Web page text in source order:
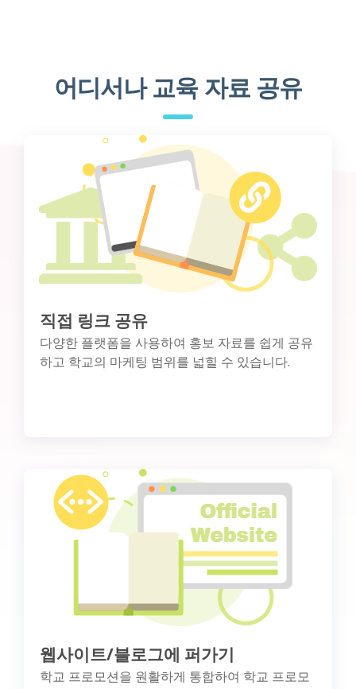
어디서나 교육 자료 공유
직접 링크 공유
다양한 플랫폼을 사용하여 홍보 자료를 쉽게 공유
하고 학교의 마케팅 범위를 넓힐 수 있습니다.
웹사이트/블로그에 퍼가기
학교 프로모션을 원활하게 통합하여 학교 프로모